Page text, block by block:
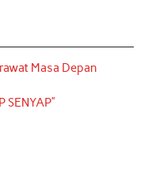
e
T
u
b
Masa Depan
SENYAP”